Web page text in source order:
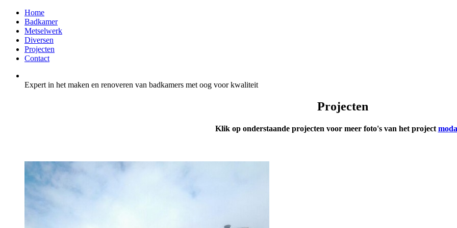
Home
Badkamer
Metselwerk
Diversen
Projecten
Contact
Expert in het maken en renoveren van badkamers met oog voor kwaliteit
Projecten
Klik op onderstaande projecten voor meer foto's van het project